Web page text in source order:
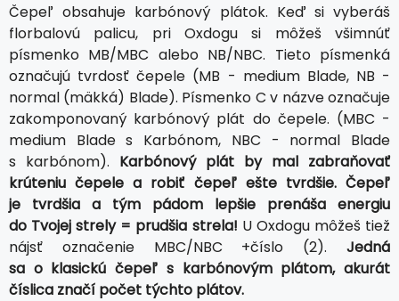
Čepeľ obsahuje karbónový plátok. Keď si vyberáš
florbalovú palicu, pri Oxdogu si môžeš všimnúť
písmenko MB/MBC alebo NB/NBC. Tieto písmenká
označujú tvrdosť čepele (MB - medium Blade, NB -
normal (mäkká) Blade). Písmenko C v názve označuje
zakomponovaný karbónový plát do čepele. (MBC -
medium Blade s Karbónom, NBC - normal Blade
s karbónom). Karbónový plát by mal zabraňovať
krúteniu čepele a robiť čepeľ ešte tvrdšie. Čepeľ
je tvrdšia a tým pádom lepšie prenáša energiu
do Tvojej strely = prudšia strela! U Oxdogu môžeš tiež
nájsť označenie MBC/NBC +číslo (2). Jedná
sa o klasickú čepeľ s karbónovým plátom, akurát
číslica značí počet týchto plátov.